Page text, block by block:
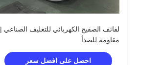
لفائف الصفيح الكهربائي للتغليف الصناعي |
مقاومة للصدأ
احصل على افضل سعر